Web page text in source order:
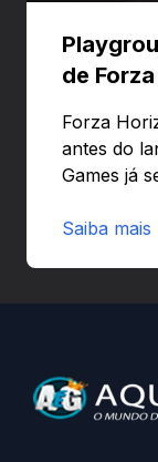
de
Forza
antes do
Games já
preload e
da
medidas
Saiba mais